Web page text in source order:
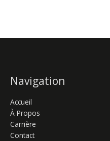
Navigation
Accueil
À Propos
Carrière
Contact